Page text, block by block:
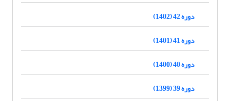
دوره 42 (1402)
دوره 41 (1401)
دوره 40 (1400)
دوره 39 (1399)